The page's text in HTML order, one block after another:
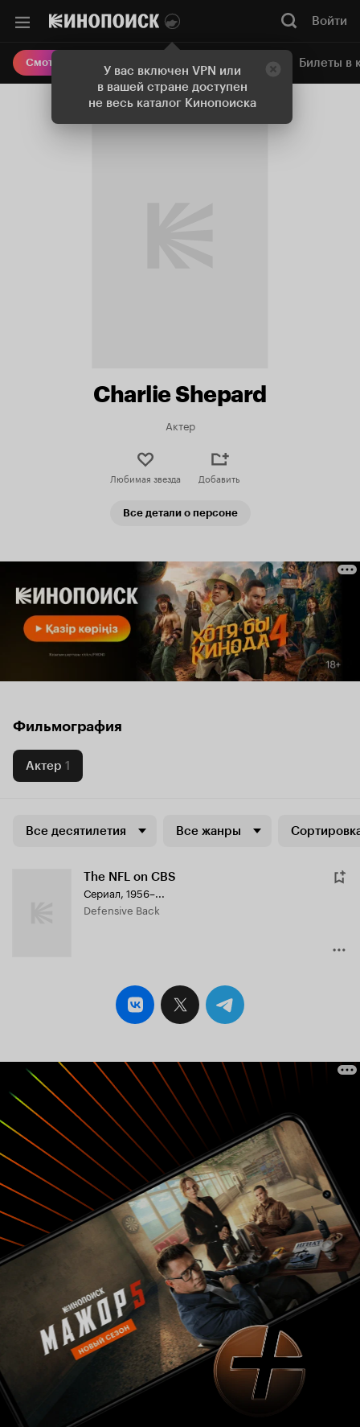
У вас включен VPN или
в вашей стране доступен
не весь каталог Кинопоиска
Войти
Смотреть кино Онлайн-кинотеатр Билеты в
Charlie Shepard
Актер
Любимая звезда Добавить
Все детали о персоне
Фильмография
Актер 1
Все десятилетия Все жанры
The NFL on CBS
Сериал, 1956–...
Defensive Back